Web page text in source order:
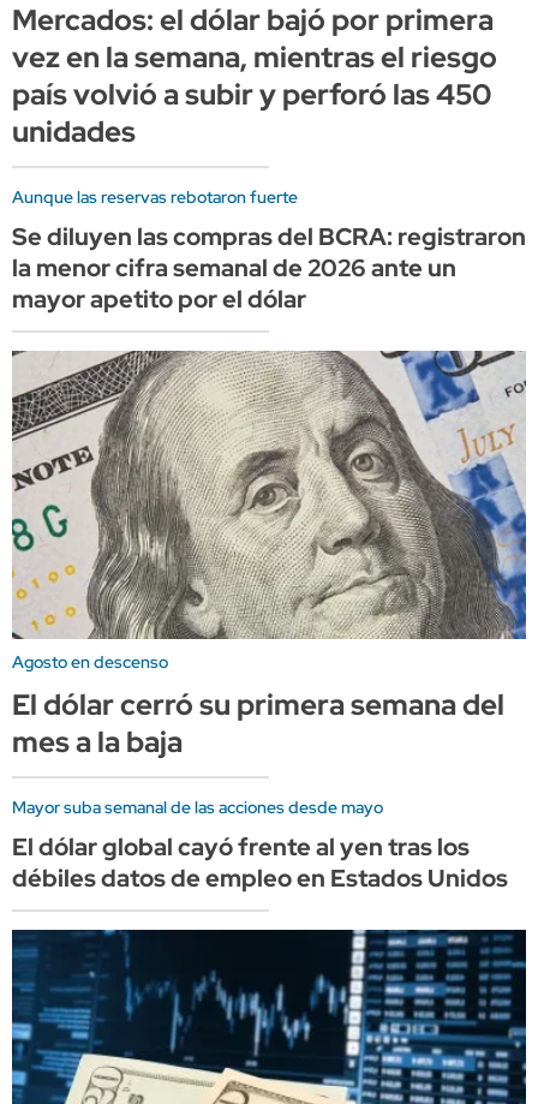
Mercados: el dólar bajó por primera
vez en la semana, mientras el riesgo
país volvió a subir y perforó las 450
unidades
Aunque las reservas rebotaron fuerte
Se diluyen las compras del BCRA: registraron
la menor cifra semanal de 2026 ante un
mayor apetito por el dólar
Agosto en descenso
El dólar cerró su primera semana del
mes a la baja
Mayor suba semanal de las acciones desde mayo
El dólar global cayó frente al yen tras los
débiles datos de empleo en Estados Unidos